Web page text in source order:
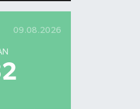
09.08.2026